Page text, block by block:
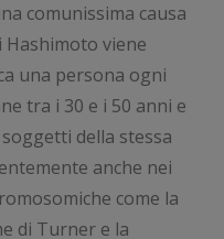
comunissima causa
viene
una persona ogni
tra i 30 e i 50 anni e
della stessa
anche nei
come la
di Turner e la